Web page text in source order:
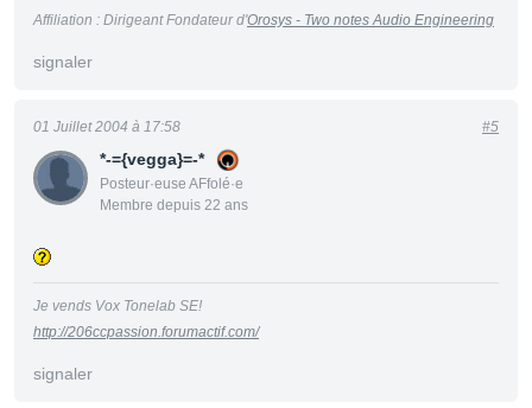
Affiliation : Dirigeant Fondateur d'Orosys - Two notes Audio Engineering
signaler
*-={vegga}=-*
Posteur·euse AFfolé·e
Membre depuis 22 ans
01 Juillet 2004 à 17:58 #5
Je vends Vox Tonelab SE!
http://206ccpassion.forumactif.com/
signaler